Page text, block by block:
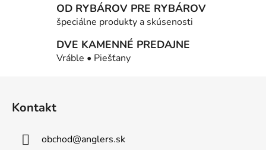
e
p
r
v
OD RYBÁROV PRE RYBÁROV
špeciálne produkty a skúsenosti
DVE KAMENNÉ PREDAJNE
Vráble • Piešťany
Kontakt
obchod@anglers.sk